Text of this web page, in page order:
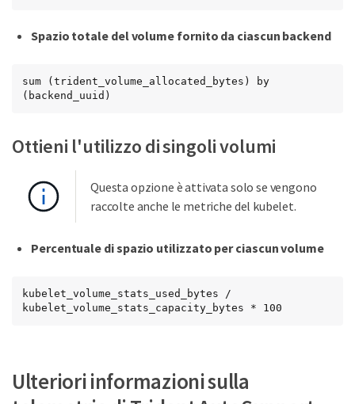
Spazio totale del volume fornito da ciascun backend
sum (trident_volume_allocated_bytes) by
(backend_uuid)
Ottieni l'utilizzo di singoli volumi
Questa opzione è attivata solo se vengono
raccolte anche le metriche del kubelet.
Percentuale di spazio utilizzato per ciascun volume
kubelet_volume_stats_used_bytes /
kubelet_volume_stats_capacity_bytes * 100
Ulteriori informazioni sulla